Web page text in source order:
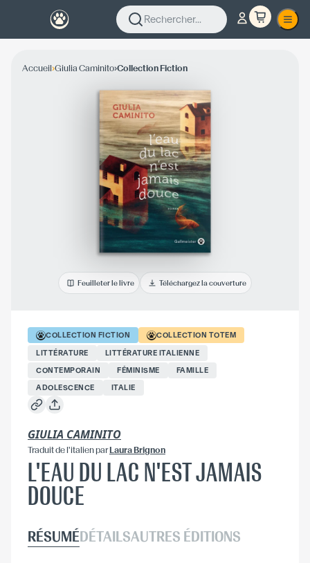
Rechercher...
Accueil›Giulia Caminito›Collection Fiction
Feuilleter le livre Téléchargez la couverture
COLLECTION FICTION COLLECTION TOTEM
LITTÉRATURE
LITTÉRATURE ITALIENNE
CONTEMPORAIN
FÉMINISME
FAMILLE
ADOLESCENCE
ITALIE
GIULIA CAMINITO
Traduitde l'italienparLaura Brignon
L'EAU DU LAC N'EST JAMAIS
DOUCE
RÉSUMÉDÉTAILSAUTRES ÉDITIONS